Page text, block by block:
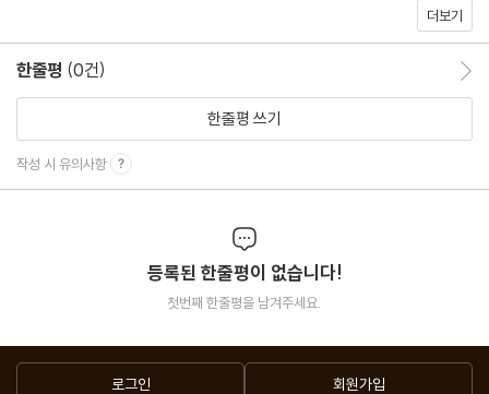
028 화성에서 또 생명 흔적 발견
070 킁킁과학 ｜ 제주도 바다의 냄새
미래×과학
118 양자역학 도장깨기 ｜ ? 하이브리드 양자알고리즘
124 기후 디스토피아 ｜ ? Kakugo
특별연재
084 과학자본 ｜ ? 과학을 전시하는 기업들
더보기
한줄평 (0건)
한줄평 쓰기
작성 시 유의사항
등록된 한줄평이 없습니다!
첫번째 한줄평을 남겨주세요.
로그인 회원가입